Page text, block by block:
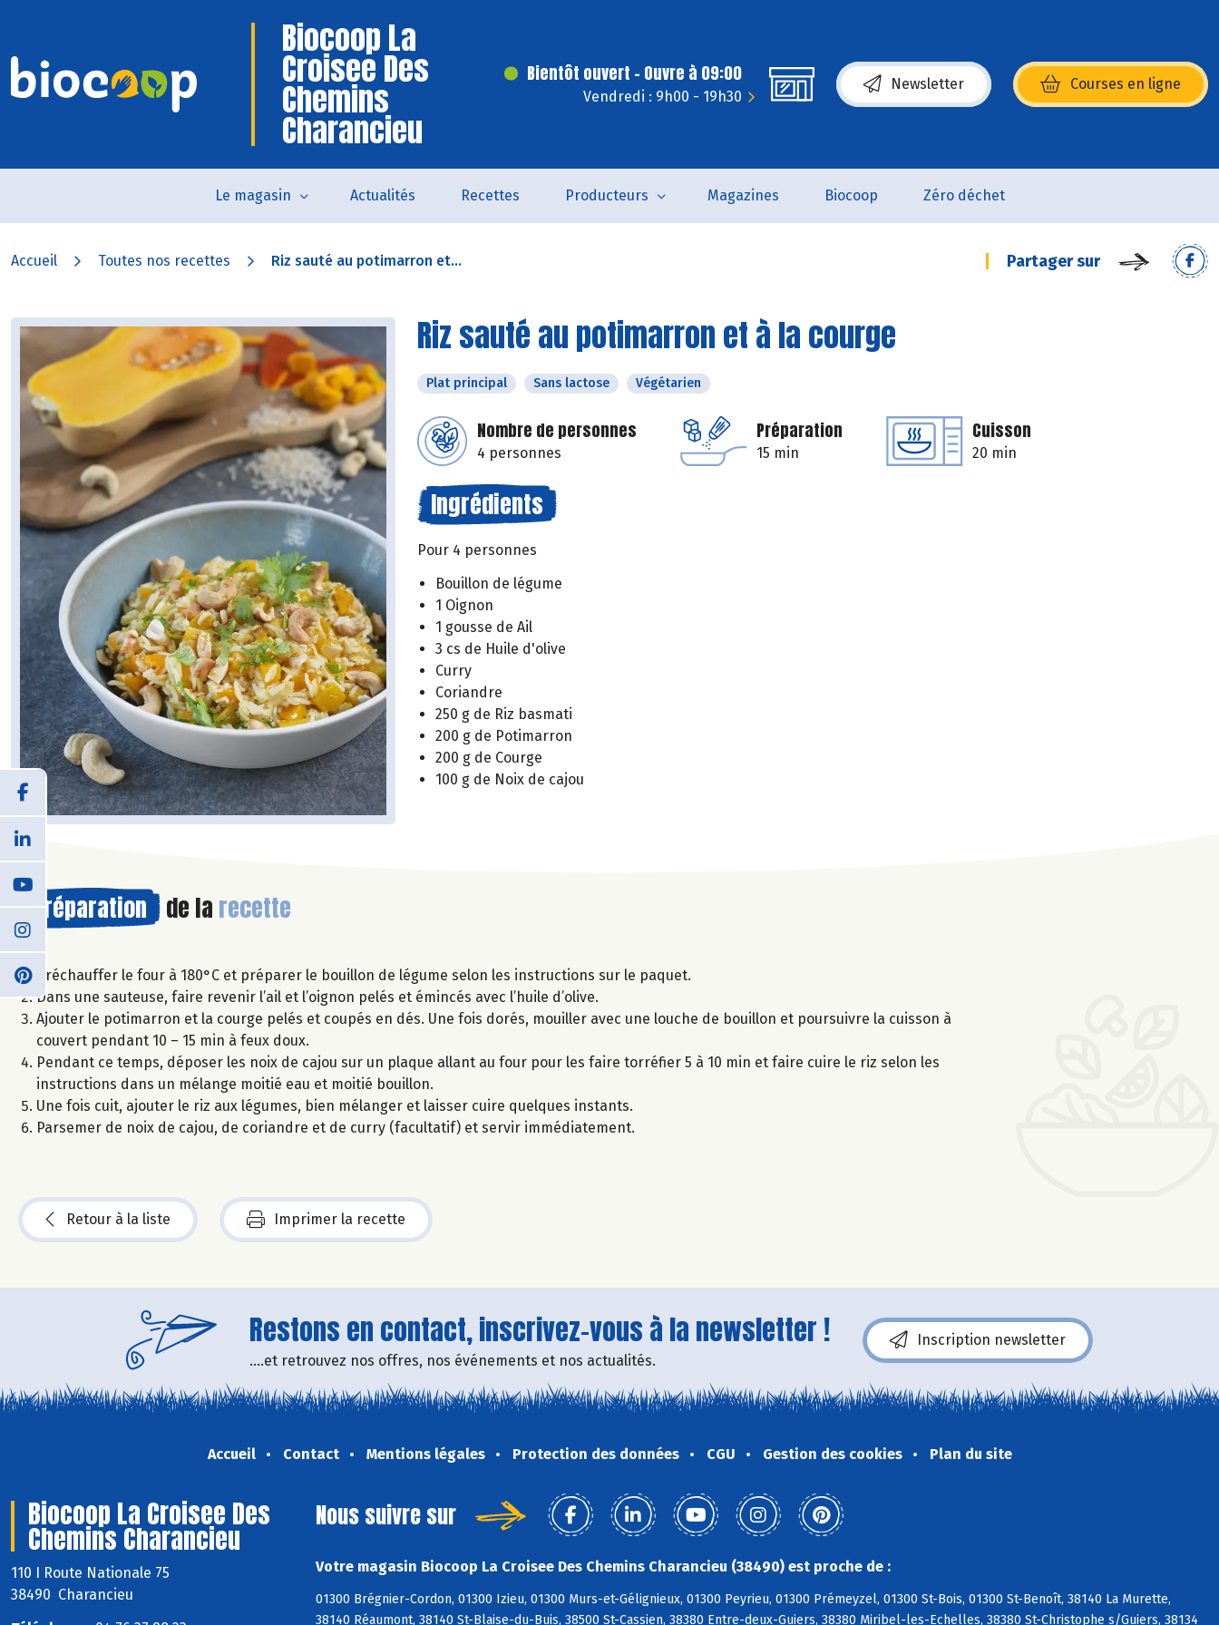
Biocoop La
Croisee Des
Chemins
Charancieu
Bientôt ouvert - Ouvre à 09:00
Vendredi : 9h00 - 19h30
Newsletter Courses en ligne
(s’ouvre dans une nouvelle fenêtre)
Le magasin Actualités Recettes Producteurs Magazines Biocoop Zéro déchet
Accueil Toutes nos recettes Riz sauté au potimarron et... Partager sur
Riz sauté au potimarron et à la courge
Plat principal Sans lactose Végétarien
Nombre de personnes
4 personnes
Préparation
15 min
Cuisson
20 min
Ingrédients
Pour 4 personnes
Bouillon de légume
1 Oignon
1 gousse de Ail
3 cs de Huile d'olive
Curry
Coriandre
250 g de Riz basmati
200 g de Potimarron
200 g de Courge
100 g de Noix de cajou
Préparation de la recette
Préchauffer le four à 180°C et préparer le bouillon de légume selon les instructions sur le paquet.
Dans une sauteuse, faire revenir l’ail et l’oignon pelés et émincés avec l’huile d’olive.
Ajouter le potimarron et la courge pelés et coupés en dés. Une fois dorés, mouiller avec une louche de bouillon et poursuivre la cuisson à
couvert pendant 10 – 15 min à feux doux.
Pendant ce temps, déposer les noix de cajou sur un plaque allant au four pour les faire torréfier 5 à 10 min et faire cuire le riz selon les
instructions dans un mélange moitié eau et moitié bouillon.
Une fois cuit, ajouter le riz aux légumes, bien mélanger et laisser cuire quelques instants.
Parsemer de noix de cajou, de coriandre et de curry (facultatif) et servir immédiatement.
Retour à la liste Imprimer la recette
Restons en contact, inscrivez-vous à la newsletter !
....et retrouvez nos offres, nos événements et nos actualités.
Inscription newsletter
Accueil Contact Mentions légales Protection des données CGU Gestion des cookies Plan du site
Biocoop La Croisee Des
Chemins Charancieu
110 I Route Nationale 75
38490 Charancieu
Nous suivre sur
Votre magasin Biocoop La Croisee Des Chemins Charancieu (38490) est proche de :
01300 Brégnier-Cordon, 01300 Izieu, 01300 Murs-et-Gélignieux, 01300 Peyrieu, 01300 Prémeyzel, 01300 St-Bois, 01300 St-Benoît, 38140 La Murette,
38140 Réaumont, 38140 St-Blaise-du-Buis, 38500 St-Cassien, 38380 Entre-deux-Guiers, 38380 Miribel-les-Echelles, 38380 St-Christophe s/Guiers, 38134